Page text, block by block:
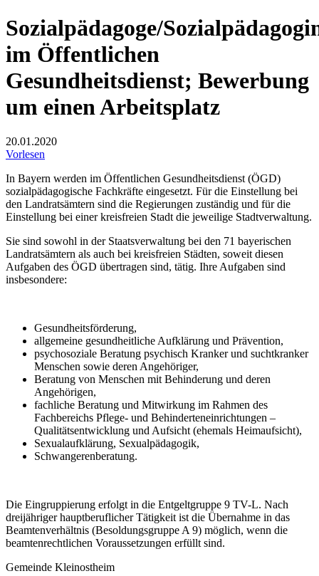
Sozialpädagoge/
im Öffentlichen
Gesundheitsdienst; Bewerbung
um einen Arbeitsplatz
20.01.2020
Vorlesen
In Bayern werden im Öffentlichen Gesundheitsdienst (ÖGD)
sozialpädagogische Fachkräfte eingesetzt. Für die Einstellung bei
den Landratsämtern sind die Regierungen zuständig und für die
Einstellung bei einer kreisfreien Stadt die jeweilige Stadtverwaltung.
Sie sind sowohl in der Staatsverwaltung bei den 71 bayerischen
Landratsämtern als auch bei kreisfreien Städten, soweit diesen
Aufgaben des ÖGD übertragen sind, tätig. Ihre Aufgaben sind
insbesondere:
Gesundheitsförderung,
allgemeine gesundheitliche Aufklärung und Prävention,
psychosoziale Beratung psychisch Kranker und suchtkranker
Menschen sowie deren Angehöriger,
Beratung von Menschen mit Behinderung und deren
Angehörigen,
fachliche Beratung und Mitwirkung im Rahmen des
Fachbereichs Pflege- und Behinderteneinrichtungen –
Qualitätsentwicklung und Aufsicht (ehemals Heimaufsicht),
Sexualaufklärung, Sexualpädagogik,
Schwangerenberatung.
Die Eingruppierung erfolgt in die Entgeltgruppe 9 TV-L. Nach
dreijähriger hauptberuflicher Tätigkeit ist die Übernahme in das
Beamtenverhältnis (Besoldungsgruppe A 9) möglich, wenn die
beamtenrechtlichen Voraussetzungen erfüllt sind.
Gemeinde Kleinostheim